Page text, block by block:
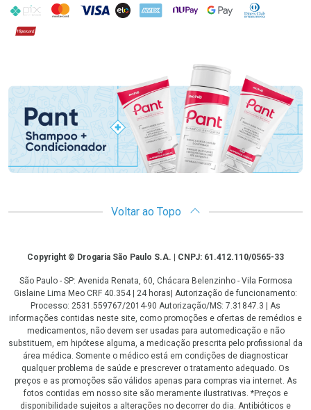
PIX MasterCard
VISA ELO AMEX NuPay Google PayDiners Club
Hipercard
Promoção em Destaque
Voltar ao Topo
CopyrightCopyright © Drogaria São Paulo S.A. | CNPJ: 61.412.110/0565-33
São Paulo - SP: Avenida Renata, 60, Chácara Belenzinho - Vila Formosa
Gislaine Lima Meo CRF 40.354 | 24 horas| Autorização de funcionamento:
Processo: 2531.559767/2014-90 Autorização/MS: 7.31847.3 | As
informações contidas neste site, como promoções e ofertas de remédios e
medicamentos, não devem ser usadas para automedicação e não
substituem, em hipótese alguma, a medicação prescrita pelo profissional da
área médica. Somente o médico está em condições de diagnosticar
qualquer problema de saúde e prescrever o tratamento adequado. Os
preços e as promoções são válidos apenas para compras via internet. As
fotos contidas em nosso site são meramente ilustrativas. *Preços e
disponibilidade sujeitos a alterações no decorrer do dia. Antibióticos e